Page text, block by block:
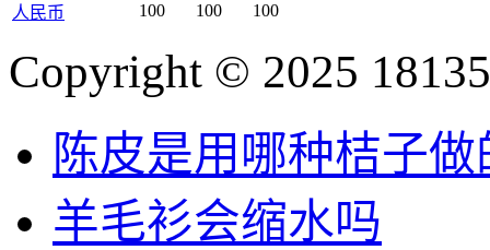
人民币
100 100 100
Copyright © 2025
陈皮是用哪种桔子做
羊毛衫会缩水吗